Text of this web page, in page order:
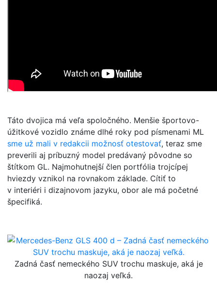
Táto dvojica má veľa spoločného. Menšie športovo-
úžitkové vozidlo známe dlhé roky pod písmenami ML
sme už mali v redakcii možnosť otestovať, teraz sme
preverili aj príbuzný model predávaný pôvodne so
štítkom GL. Najmohutnejší člen portfólia trojcípej
hviezdy vznikol na rovnakom základe. Cítiť to
v interiéri i dizajnovom jazyku, obor ale má početné
špecifiká.
Zadná časť nemeckého SUV trochu maskuje, aká je
naozaj veľká.